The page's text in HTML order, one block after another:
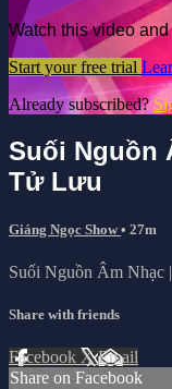
Watch this video
Start your free trial
Already subscribed?
Suối Nguồn
Tử Lưu
Giáng Ngọc Show• 27m
Suối Nguồn Âm Nhạc
Share with friends
Facebook XEmail
Share on Facebook